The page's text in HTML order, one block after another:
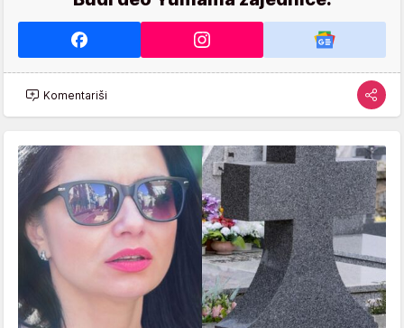
Komentariši